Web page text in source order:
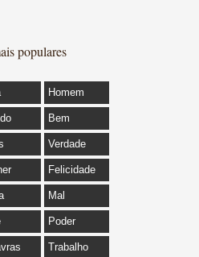
populares
Homem
Bem
Verdade
Felicidade
Mal
Poder
Trabalho